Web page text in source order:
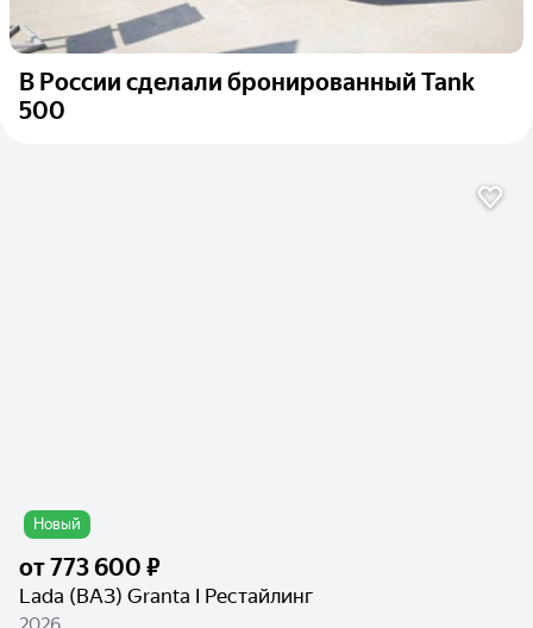
В России сделали бронированный Tank
500
Новый
от773 600 ₽
Lada (ВАЗ) Granta I Рестайлинг